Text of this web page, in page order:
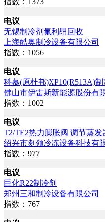
电议
无锡制冷剂氟利昂回收
上海酷奥制冷设备有限公司
指数：1056
电议
科慕(原杜邦)XP10(R513A)制
佛山市伊雷斯新能源股份有
指数：1002
电议
T2/TE2热力膨胀阀 调节蒸发
绍兴市剡领冷冻设备科技有
指数：977
电议
巨化R22制冷剂
郑州三和制冷设备有限公司
指数：767